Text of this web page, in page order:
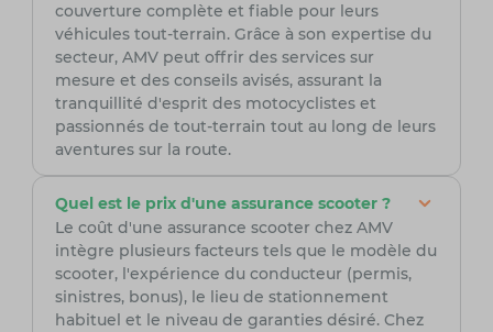
couverture complète et fiable pour leurs
véhicules tout-terrain. Grâce à son expertise du
secteur, AMV peut offrir des services sur
mesure et des conseils avisés, assurant la
tranquillité d'esprit des motocyclistes et
passionnés de tout-terrain tout au long de leurs
aventures sur la route.
Quel est le prix d'une assurance scooter ?
Le coût d'une assurance scooter chez AMV
intègre plusieurs facteurs tels que le modèle du
scooter, l'expérience du conducteur (permis,
sinistres, bonus), le lieu de stationnement
habituel et le niveau de garanties désiré. Chez